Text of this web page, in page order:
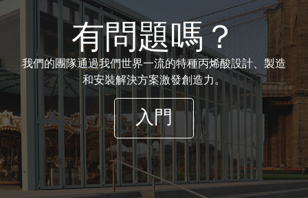
有問題嗎？
我們的團隊通過我們世界一流的特種丙烯酸設計、製造
和安裝解決方案激發創造力。
入門